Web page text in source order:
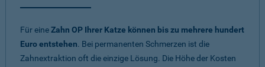
Für eineZahn OP Ihrer Katze können bis zu mehrere hundert
Euro entstehen. Bei permanenten Schmerzen ist die
Zahnextraktion oft die einzige Lösung. Die Höhe der Kosten